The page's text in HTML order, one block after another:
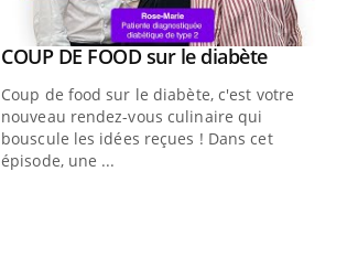
Youtube
COUP DE FOOD sur le diabèteYoutube
Coup de food sur le diabète, c'est votre
nouveau rendez-vous culinaire qui
bouscule les idées reçues ! Dans cet
épisode, une ...